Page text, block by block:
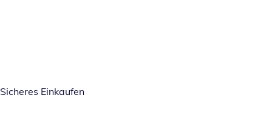
Sicheres Einkaufen